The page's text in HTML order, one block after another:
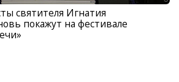
святителя Игнатия
покажут на фестивале